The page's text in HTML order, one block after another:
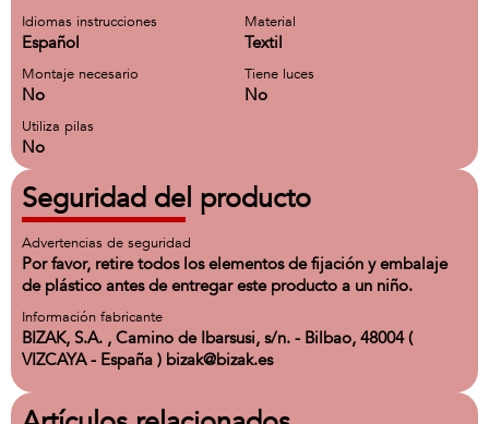
Idiomas instrucciones
Español
Material
Textil
Montaje necesario
No
Tiene luces
No
Utiliza pilas
No
Seguridad del producto
Advertencias de seguridad
Por favor, retire todos los elementos de fijación y embalaje
de plástico antes de entregar este producto a un niño.
Información fabricante
BIZAK, S.A. , Camino de Ibarsusi, s/n. - Bilbao, 48004 (
VIZCAYA - España ) bizak@bizak.es